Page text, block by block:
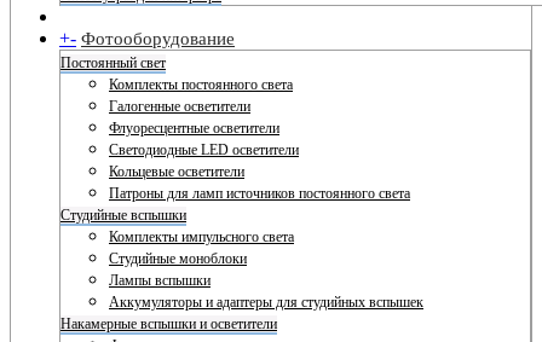
+- Фотооборудование
Постоянный свет
Комплекты постоянного света
Галогенные осветители
Флуоресцентные осветители
Светодиодные LED осветители
Кольцевые осветители
Патроны для ламп источников постоянного света
Студийные вспышки
Комплекты импульсного света
Студийные моноблоки
Лампы вспышки
Аккумуляторы и адаптеры для студийных вспышек
Накамерные вспышки и осветители